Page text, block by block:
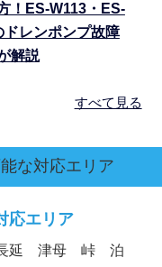
！ES-W113・ES-
ドレンポンプ故障
解説
すべて見る
な対応エリア
応エリア
延 津母 峠 泊